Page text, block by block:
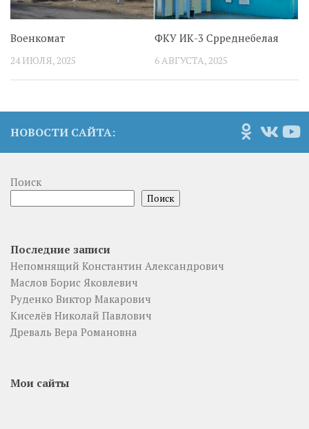
Военкомат
24 ИЮЛЯ, 2025
ФКУ ИК-3 Срреднебелая
6 АВГУСТА, 2025
НОВОСТИ САЙТА:
Поиск
Поиск
Последние записи
Непомнящий Константин Александрович
Маслов Борис Яковлевич
Руденко Виктор Макарович
Киселёв Николай Павлович
Древаль Вера Романовна
Мои сайты